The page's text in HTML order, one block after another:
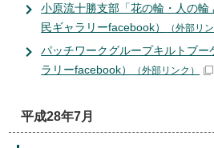
小原流十勝支部「花の輪・人の
民ギャラリーfacebook）
（外部リン
パッチワークグループキルトブー
ラリーfacebook）
（外部リンク）
平成28年7月